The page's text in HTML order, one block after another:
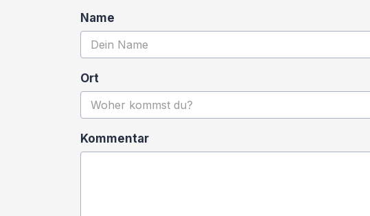
Name
Ort
Kommentar